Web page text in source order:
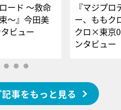
ード ～救命
～』今田美
タビュー
『マジプロ
ー、ももク
クロ×東京
ンタビュー
事をもっと見る